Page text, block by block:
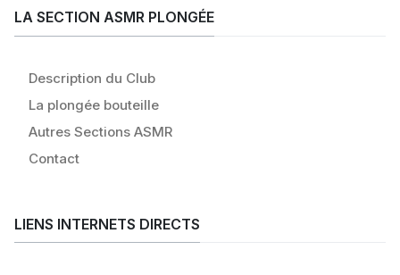
LA SECTION ASMR PLONGÉE
Description du Club
La plongée bouteille
Autres Sections ASMR
Contact
LIENS INTERNETS DIRECTS